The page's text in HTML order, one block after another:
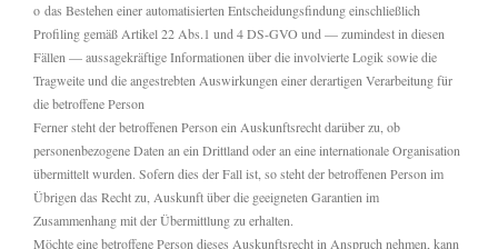
o das Bestehen einer automatisierten Entscheidungsfindung einschließlich
Profiling gemäß Artikel 22 Abs.1 und 4 DS-GVO und — zumindest in diesen
Fällen — aussagekräftige Informationen über die involvierte Logik sowie die
Tragweite und die angestrebten Auswirkungen einer derartigen Verarbeitung für
die betroffene Person
Ferner steht der betroffenen Person ein Auskunftsrecht darüber zu, ob
personenbezogene Daten an ein Drittland oder an eine internationale Organisation
übermittelt wurden. Sofern dies der Fall ist, so steht der betroffenen Person im
Übrigen das Recht zu, Auskunft über die geeigneten Garantien im
Zusammenhang mit der Übermittlung zu erhalten.
Möchte eine betroffene Person dieses Auskunftsrecht in Anspruch nehmen, kann